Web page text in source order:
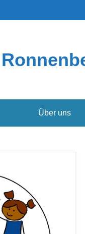
Über uns